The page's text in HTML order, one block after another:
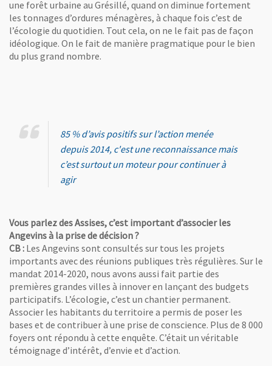
une forêt urbaine au Grésillé, quand on diminue fortement
les tonnages d’ordures ménagères, à chaque fois c’est de
l’écologie du quotidien. Tout cela, on ne le fait pas de façon
idéologique. On le fait de manière pragmatique pour le bien
du plus grand nombre.
85 % d’avis positifs sur l’action menée
depuis 2014, c'est une reconnaissance mais
c’est surtout un moteur pour continuer à
agir
Vous parlez des Assises, c’est important d’associer les
Angevins à la prise de décision ?
CB : Les Angevins sont consultés sur tous les projets
importants avec des réunions publiques très régulières. Sur le
mandat 2014-2020, nous avons aussi fait partie des
premières grandes villes à innover en lançant des budgets
participatifs. L’écologie, c’est un chantier permanent.
Associer les habitants du territoire a permis de poser les
bases et de contribuer à une prise de conscience. Plus de 8 000
foyers ont répondu à cette enquête. C’était un véritable
témoignage d’intérêt, d’envie et d’action.